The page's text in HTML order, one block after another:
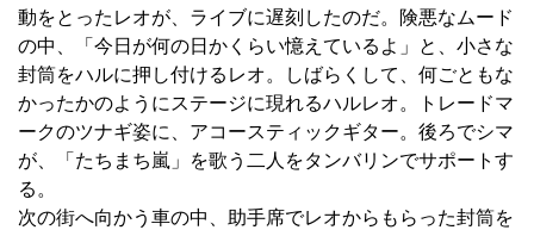
動をとったレオが、ライブに遅刻したのだ。険悪なムード
の中、「今日が何の日かくらい憶えているよ」と、小さな
封筒をハルに押し付けるレオ。しばらくして、何ごともな
かったかのようにステージに現れるハルレオ。トレードマ
ークのツナギ姿に、アコースティックギター。後ろでシマ
が、「たちまち嵐」を歌う二人をタンバリンでサポートす
る。
次の街へ向かう車の中、助手席でレオからもらった封筒を